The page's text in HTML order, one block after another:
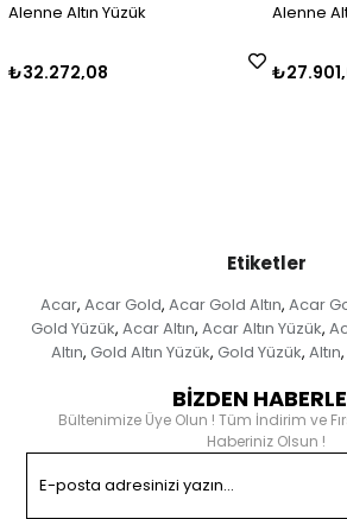
Alenne Altın Yüzük
₺32.272,08
Alenne
Etiketler
Acar, Acar Gold, Acar Gold Altın, Acar
Gold Yüzük, Acar Altın, Acar Altın Yüzük,
Altın, Gold Altın Yüzük, Gold Yüzük, Altın,
BİZDEN
Bültenimize Üye Olun ! Tüm İndirim ve
Haberiniz Olsun !